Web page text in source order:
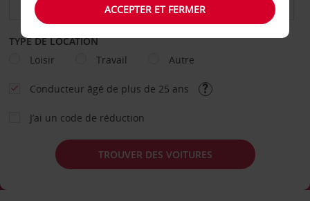
TYPE DE LOCATION
Loisir
Travail Autre
Conducteur âgé de plus de 25 ans
J’ai un code de réduction
TROUVER DES VOITURES
ACCEPTER ET FERMER